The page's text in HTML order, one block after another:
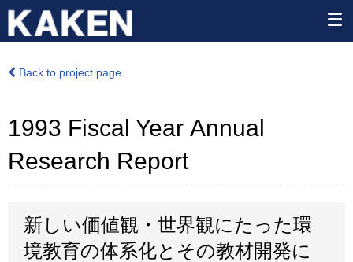
Back to project page
1993 Fiscal Year Annual
Research Report
新しい価値観・世界観にたった環
境教育の体系化とその教材開発に